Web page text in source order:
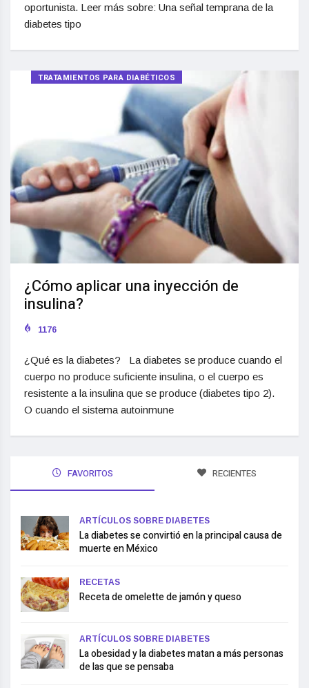
oportunista. Leer más sobre: Una señal temprana de la
diabetes tipo
TRATAMIENTOS PARA DIABÉTICOS
¿Cómo aplicar una inyección de
insulina?
1176
¿Qué es la diabetes? La diabetes se produce cuando el
cuerpo no produce suficiente insulina, o el cuerpo es
resistente a la insulina que se produce (diabetes tipo 2).
O cuando el sistema autoinmune
FAVORITOS RECIENTES
ARTÍCULOS SOBRE DIABETES
La diabetes se convirtió en la principal causa de
muerte en México
RECETAS
Receta de omelette de jamón y queso
ARTÍCULOS SOBRE DIABETES
La obesidad y la diabetes matan a más personas
de las que se pensaba